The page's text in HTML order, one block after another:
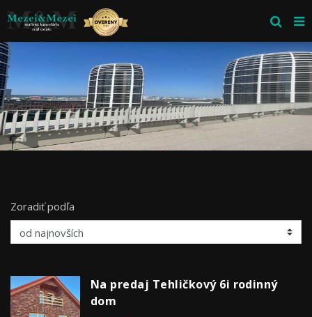
Zoradiť podľa
Na predaj Tehličkový 6i rodinný
dom